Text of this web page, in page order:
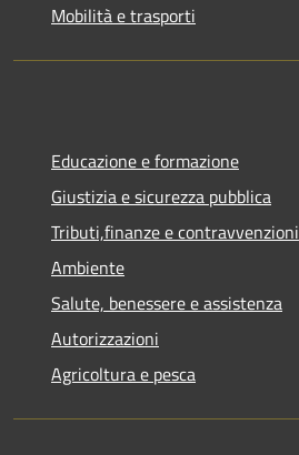
Mobilità e trasporti
Educazione e formazione
Giustizia e sicurezza pubblica
Tributi,finanze e contravvenzioni
Ambiente
Salute, benessere e assistenza
Autorizzazioni
Agricoltura e pesca